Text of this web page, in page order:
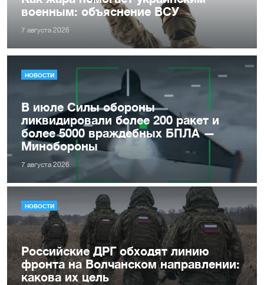
военным: объяснение ВСУ
7 августа 2026
НОВОСТИ
В июле Силы обороны
ликвидировали более 200 ракет и
более 5000 враждебных БПЛА —
Минобороны
7 августа 2026
НОВОСТИ
Российские ДРГ обходят линию
фронта на Волчанском направлении:
какова их цель